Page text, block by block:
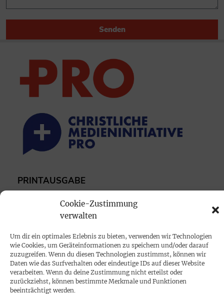
Cookie-Zustimmung
verwalten
Um dir ein optimales Erlebnis zu bieten, verwenden wir Technologien
wie Cookies, um Geräteinformationen zu speichern und/oder darauf
zuzugreifen. Wenn du diesen Technologien zustimmst, können wir
Daten wie das Surfverhalten oder eindeutige IDs auf dieser Website
verarbeiten. Wenn du deine Zustimmung nicht erteilst oder
zurückziehst, können bestimmte Merkmale und Funktionen
beeinträchtigt werden.
Senden
PRINTAUSGABE
Impressum
SPENDEN
Datenschutz